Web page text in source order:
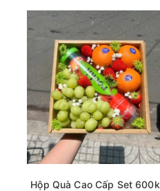
Hộp Quà Cao Cấp Set 600k